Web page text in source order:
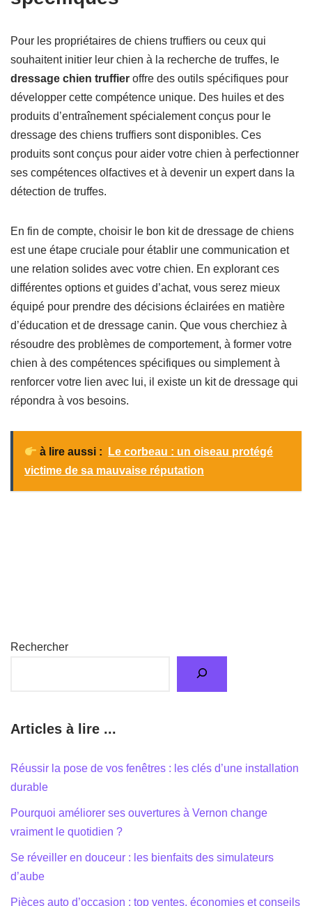
Pour les propriétaires de chiens truffiers ou ceux qui
souhaitent initier leur chien à la recherche de truffes, le
dressage chien truffier offre des outils spécifiques pour
développer cette compétence unique. Des huiles et des
produits d’entraînement spécialement conçus pour le
dressage des chiens truffiers sont disponibles. Ces
produits sont conçus pour aider votre chien à perfectionner
ses compétences olfactives et à devenir un expert dans la
détection de truffes.
En fin de compte, choisir le bon kit de dressage de chiens
est une étape cruciale pour établir une communication et
une relation solides avec votre chien. En explorant ces
différentes options et guides d’achat, vous serez mieux
équipé pour prendre des décisions éclairées en matière
d’éducation et de dressage canin. Que vous cherchiez à
résoudre des problèmes de comportement, à former votre
chien à des compétences spécifiques ou simplement à
renforcer votre lien avec lui, il existe un kit de dressage qui
répondra à vos besoins.
à lire aussi :
Le corbeau : un oiseau protégé
victime de sa mauvaise réputation
Rechercher
Articles à lire ...
Réussir la pose de vos fenêtres : les clés d’une installation
durable
Pourquoi améliorer ses ouvertures à Vernon change
vraiment le quotidien ?
Se réveiller en douceur : les bienfaits des simulateurs
d’aube
Pièces auto d’occasion : top ventes, économies et conseils